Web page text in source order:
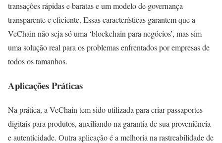
transações rápidas e baratas e um modelo de governança
transparente e eficiente. Essas características garantem que a
VeChain não seja só uma ‘blockchain para negócios’, mas sim
uma solução real para os problemas enfrentados por empresas de
todos os tamanhos.
Aplicações Práticas
Na prática, a VeChain tem sido utilizada para criar passaportes
digitais para produtos, auxiliando na garantia de sua proveniência
e autenticidade. Outra aplicação é a melhoria na rastreabilidade de